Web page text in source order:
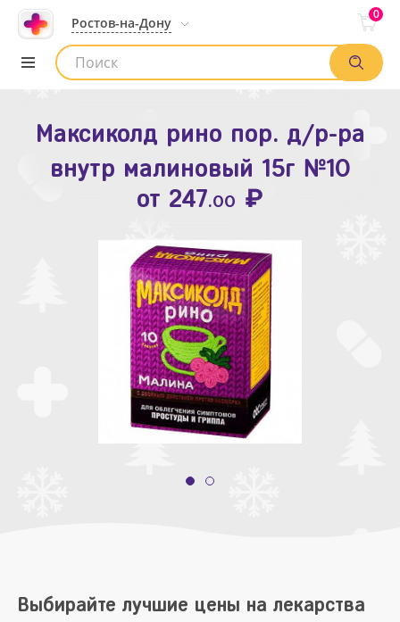
Ростов-на-Дону
0
Список аптек
Максиколд рино пор. д/р-ра
внутр малиновый 15г №10
от 247.00 ₽
Зодак таб. п.п.о. 10мг №10
от109.80 ₽
Выбирайте лучшие цены на лекарства